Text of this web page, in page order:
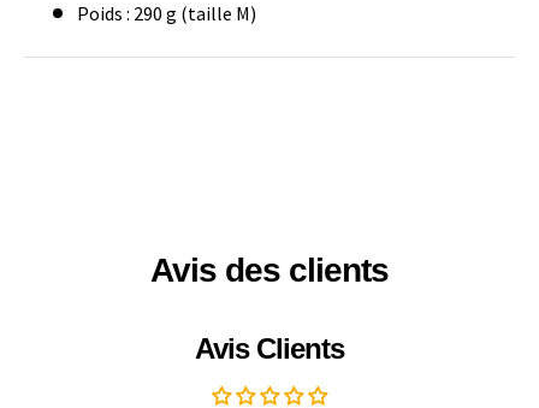
Poids : 290 g (taille M)
Avis des clients
Avis Clients